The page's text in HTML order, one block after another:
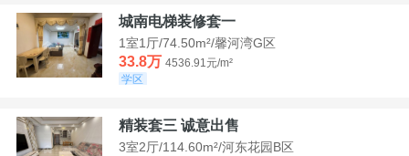
城南电梯装修套一
1室1厅/74.50m²/馨河湾G区
33.8万 4536.91元/m²
学区
精装套三 诚意出售
3室2厅/114.60m²/河东花园B区